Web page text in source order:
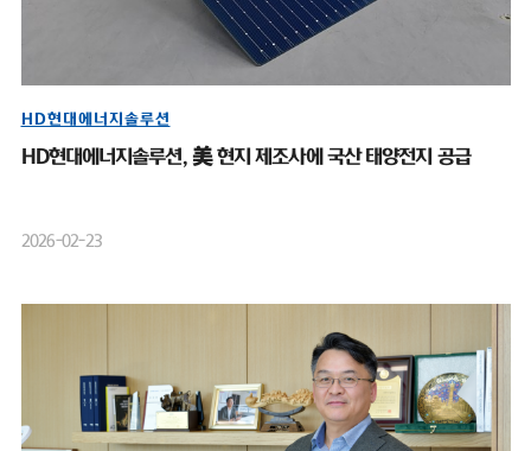
HD현대에너지솔루션
HD현대에너지솔루션, 美 현지 제조사에 국산 태양전지 공급
2026-02-23